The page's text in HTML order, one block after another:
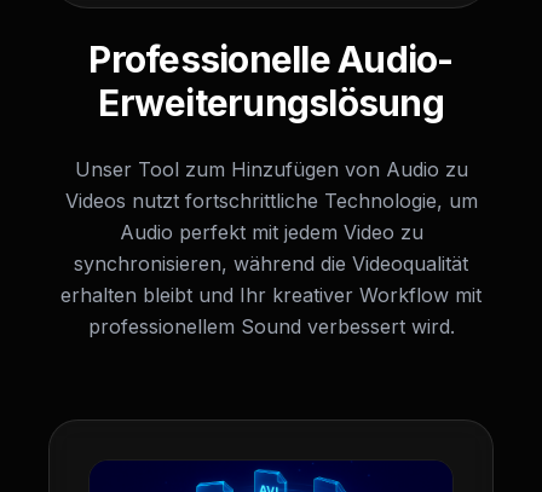
Professionelle Audio-
Erweiterungslösung
Unser Tool zum Hinzufügen von Audio zu
Videos nutzt fortschrittliche Technologie, um
Audio perfekt mit jedem Video zu
synchronisieren, während die Videoqualität
erhalten bleibt und Ihr kreativer Workflow mit
professionellem Sound verbessert wird.